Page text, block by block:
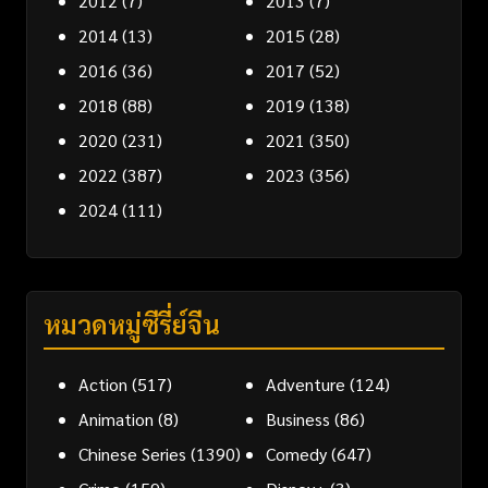
2014(13) 2015 (28)
2016 (36) 2017 (52)
2018 (88) 2019 (138)
2020 (231) 2021 (350)
2022 (387) 2023 (356)
2024(111)
หมวดหมู่ซีรี่ย์จีน
Action (517) Adventure (124)
Animation (8) Business (86)
Chinese Series (1390) Comedy(647)